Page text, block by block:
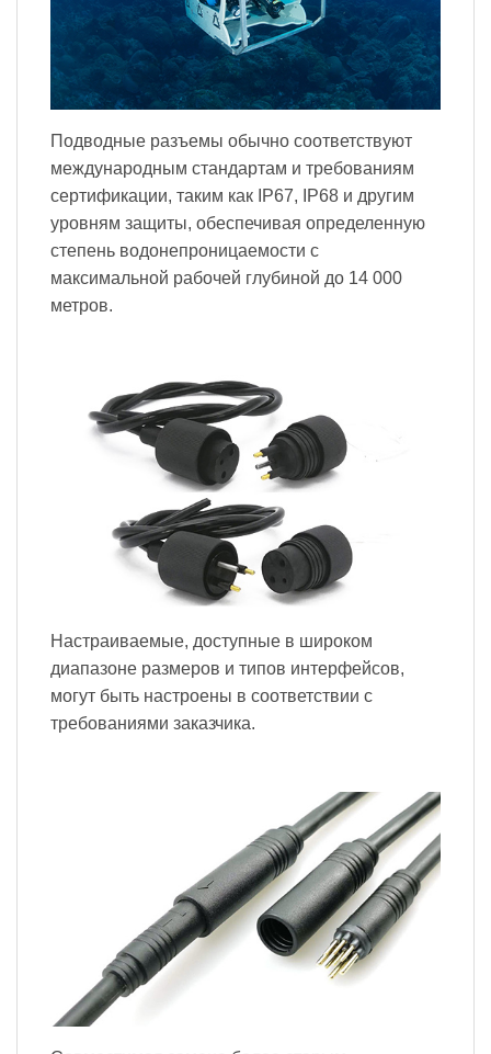
Подводные разъемы обычно соответствуют
международным стандартам и требованиям
сертификации, таким как IP67, IP68 и другим
уровням защиты, обеспечивая определенную
степень водонепроницаемости с
максимальной рабочей глубиной до 14 000
метров.
Настраиваемые, доступные в широком
диапазоне размеров и типов интерфейсов,
могут быть настроены в соответствии с
требованиями заказчика.